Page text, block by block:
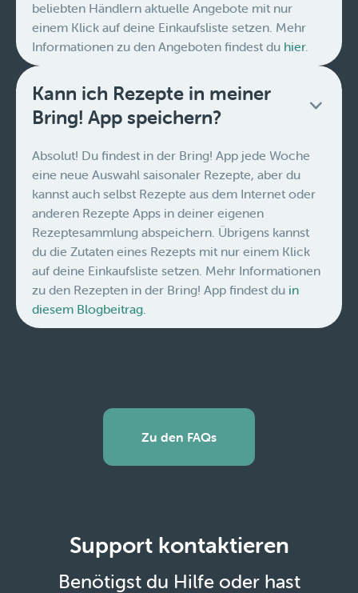
beliebten Händlern aktuelle Angebote mit nur
einem Klick auf deine Einkaufsliste setzen. Mehr
Informationen zu den Angeboten findest du hier.
Kann ich Rezepte in meiner
Bring! App speichern?
Absolut! Du findest in der Bring! App jede Woche
eine neue Auswahl saisonaler Rezepte, aber du
kannst auch selbst Rezepte aus dem Internet oder
anderen Rezepte Apps in deiner eigenen
Rezeptesammlung abspeichern. Übrigens kannst
du die Zutaten eines Rezepts mit nur einem Klick
auf deine Einkaufsliste setzen. Mehr Informationen
zu den Rezepten in der Bring! App findest du in
diesem Blogbeitrag.
Zu den FAQs
Support kontaktieren
Benötigst du Hilfe oder hast